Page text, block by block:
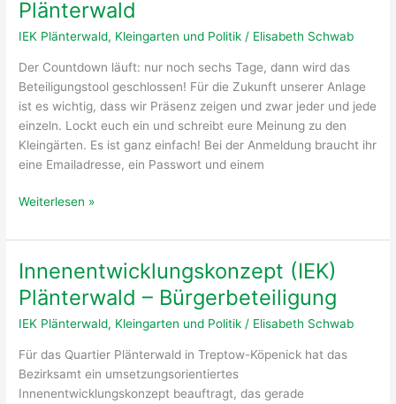
Plänterwald
IEK Plänterwald, Kleingarten und Politik / Elisabeth Schwab
Der Countdown läuft: nur noch sechs Tage, dann wird das
Beteiligungstool geschlossen! Für die Zukunft unserer Anlage
ist es wichtig, dass wir Präsenz zeigen und zwar jeder und jede
einzeln. Lockt euch ein und schreibt eure Meinung zu den
Kleingärten. Es ist ganz einfach! Bei der Anmeldung braucht ihr
eine Emailadresse, ein Passwort und einem
Wichtig!
mit
bei
der
Bürgerbeteiligung
für
IEK
Plänterwald
Weiterlesen »
Innenentwicklungskonzept (IEK)
Plänterwald – Bürgerbeteiligung
IEK Plänterwald, Kleingarten und Politik / Elisabeth Schwab
Für das Quartier Plänterwald in Treptow-Köpenick hat das
Bezirksamt ein umsetzungsorientiertes
Innenentwicklungskonzept beauftragt, das gerade